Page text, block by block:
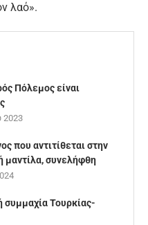
λαό».
Πόλεμος είναι
2023
που αντιτίθεται στην
μαντίλα, συνελήφθη
συμμαχία Τουρκίας-